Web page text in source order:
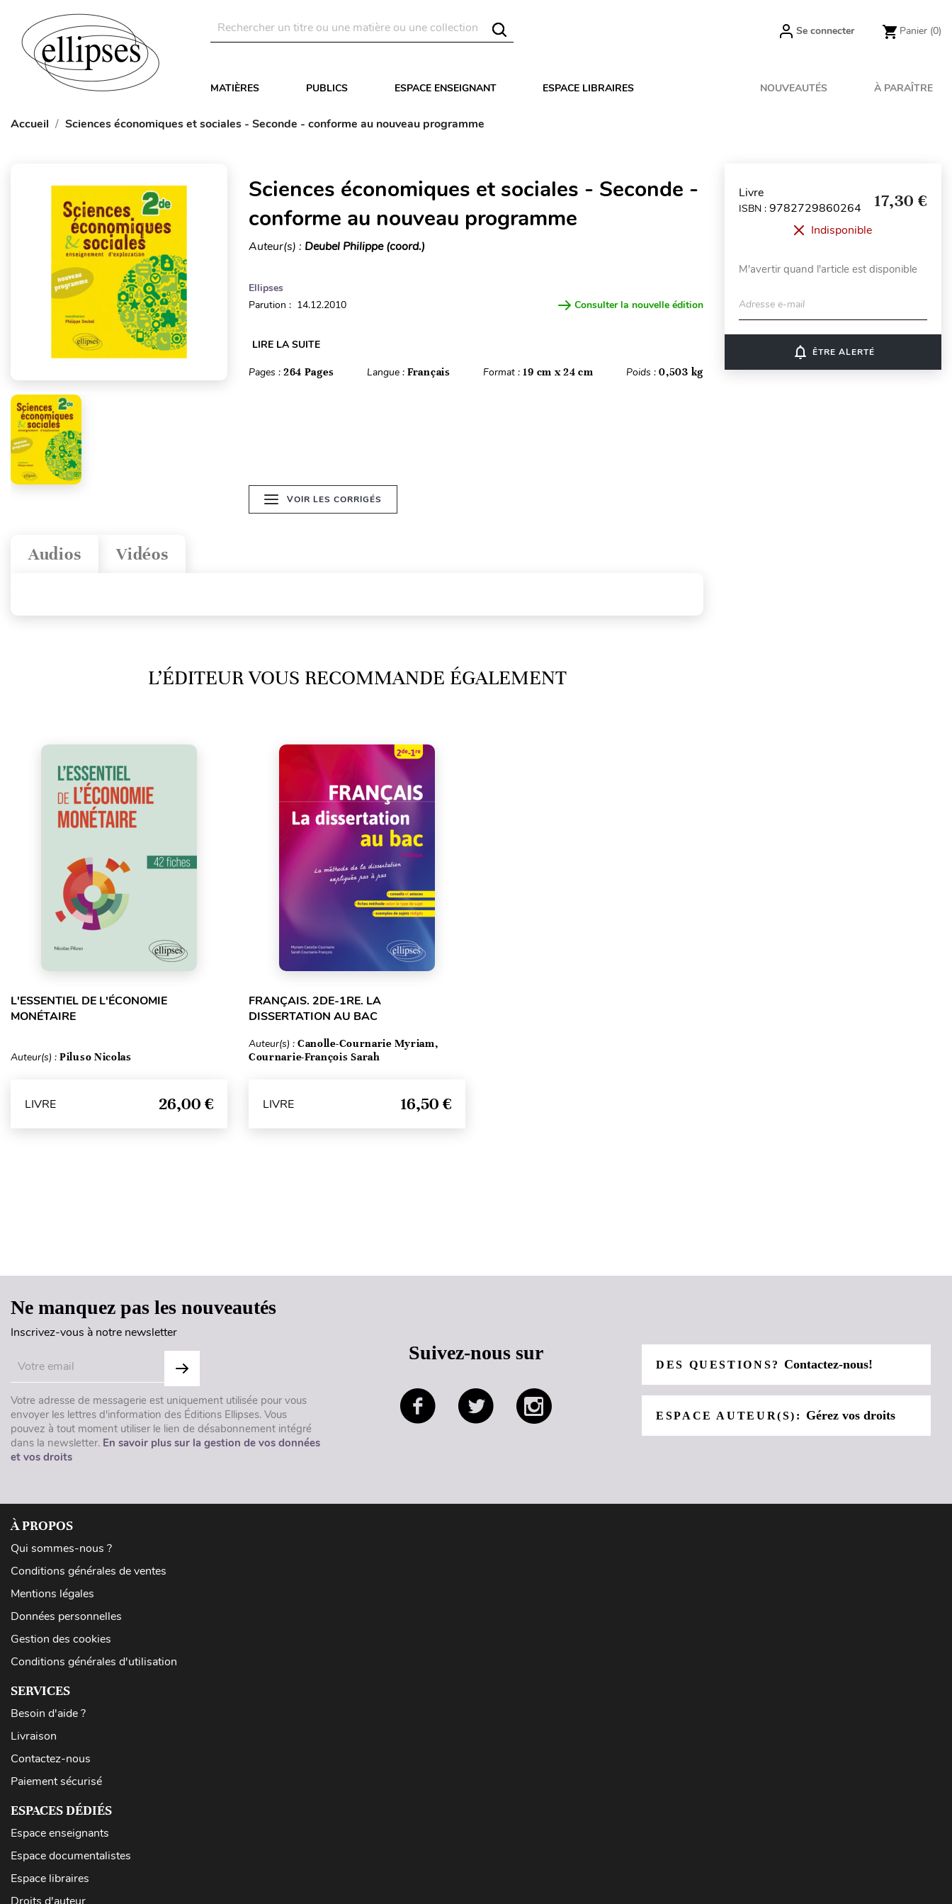
Se connecter Panier (0)
MATIÈRES PUBLICS ESPACE ENSEIGNANT ESPACE LIBRAIRES NOUVEAUTÉS À PARAÎTRE
Accueil Sciences économiques et sociales - Seconde - conforme au nouveau programme
Sciences économiques et sociales - Seconde -
conforme au nouveau programme
Auteur(s) : Deubel Philippe (coord.)
Ellipses
Parution : 14.12.2010
Consulter la nouvelle édition
LIRE LA SUITE
Pages : 264 Pages Langue :Français Format :19 cm x 24 cm Poids :0,503 kg
VOIR LES CORRIGÉS
Vidéos
Audios
L’ÉDITEUR VOUS RECOMMANDE ÉGALEMENT
L'ESSENTIEL DE L'ÉCONOMIE
MONÉTAIRE
Auteur(s) : Piluso Nicolas
LIVRE 26,00 €
FRANÇAIS. 2DE-1RE. LA
DISSERTATION AU BAC
Auteur(s) : Canolle-Cournarie Myriam,
Cournarie-François Sarah
LIVRE 16,50 €
Livre
ISBN : 9782729860264 17,30 €
Indisponible
M'avertir quand l'article est disponible
Adresse e-mail
notifications_none ÊTRE ALERTÉ
Ne manquez pas les nouveautés
Inscrivez-vous à notre newsletter
Votre adresse de messagerie est uniquement utilisée pour vous
envoyer les lettres d'information des Éditions Ellipses. Vous
pouvez à tout moment utiliser le lien de désabonnement intégré
dans la newsletter. En savoir plus sur la gestion de vos données
et vos droits
Suivez-nous sur
DES QUESTIONS?Contactez-nous!
ESPACE AUTEUR(S): Gérez vos droits
À PROPOS
Qui sommes-nous ?
Conditions générales de ventes
Mentions légales
Données personnelles
Gestion des cookies
Conditions générales d'utilisation
SERVICES
Besoin d'aide ?
Livraison
Contactez-nous
Paiement sécurisé
ESPACES DÉDIÉS
Espace enseignants
Espace documentalistes
Espace libraires